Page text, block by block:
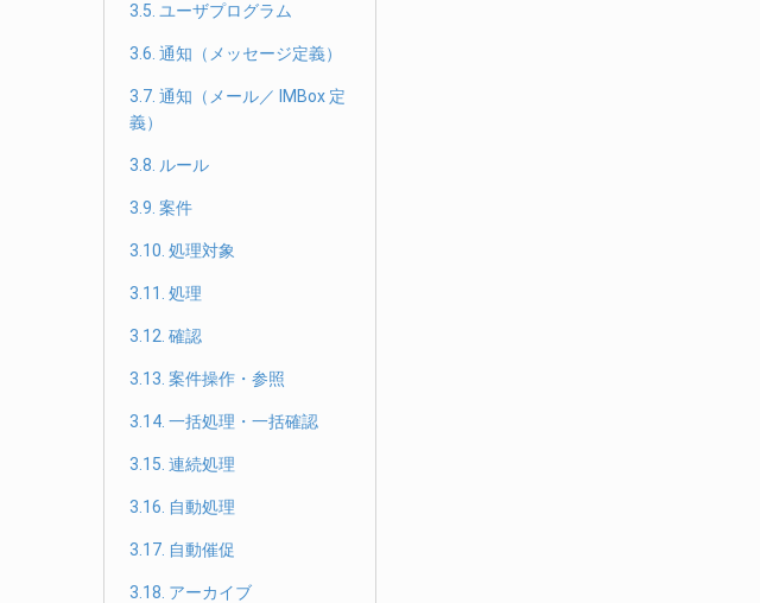
3.5. ユーザプログラム
3.6. 通知（メッセージ定義）
3.7. 通知（メール／ IMBox 定
義）
3.8. ルール
3.9. 案件
3.10. 処理対象
3.11. 処理
3.12. 確認
3.13. 案件操作・参照
3.14. 一括処理・一括確認
3.15. 連続処理
3.16. 自動処理
3.17. 自動催促
3.18. アーカイブ